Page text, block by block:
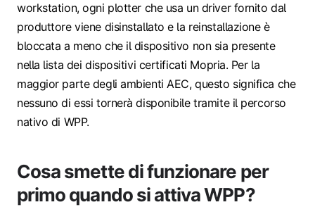
workstation, ogni plotter che usa un driver fornito dal
produttore viene disinstallato e la reinstallazione è
bloccata a meno che il dispositivo non sia presente
nella lista dei dispositivi certificati Mopria. Per la
maggior parte degli ambienti AEC, questo significa che
nessuno di essi tornerà disponibile tramite il percorso
nativo di WPP.
Cosa smette di funzionare per
primo quando si attiva WPP?